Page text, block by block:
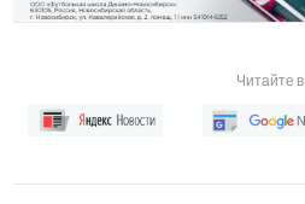
Читайте в